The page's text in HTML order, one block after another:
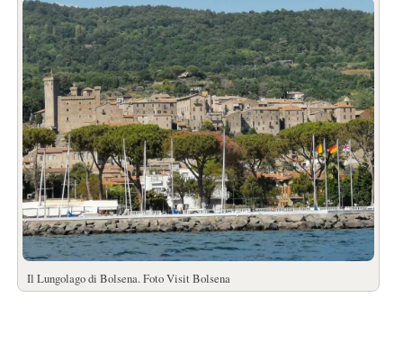
Il Lungolago di Bolsena. Foto Visit Bolsena